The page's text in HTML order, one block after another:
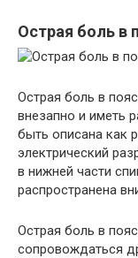
Острая боль в
Острая боль в
внезапно и иметь
быть описана как
электрический
в нижней части
распространена
Острая боль в
сопровождаться